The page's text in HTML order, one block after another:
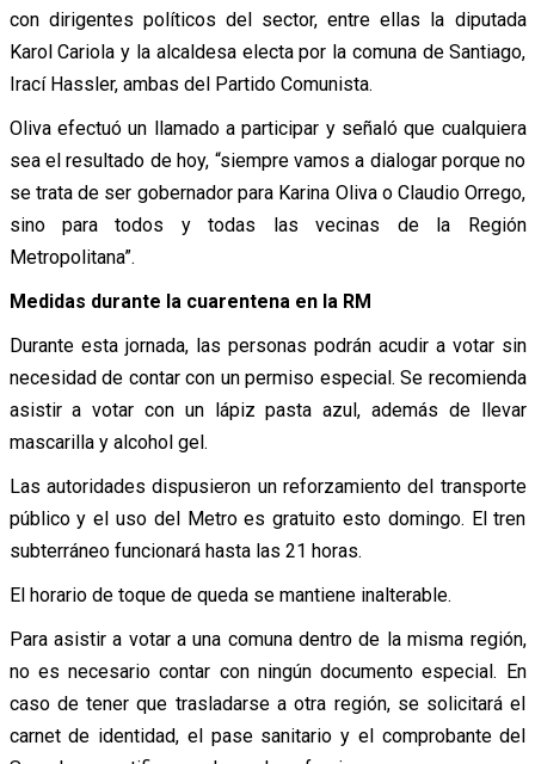
con dirigentes políticos del sector, entre ellas la diputada
Karol Cariola y la alcaldesa electa por la comuna de Santiago,
Irací Hassler, ambas del Partido Comunista.
Oliva efectuó un llamado a participar y señaló que cualquiera
sea el resultado de hoy, “siempre vamos a dialogar porque no
se trata de ser gobernador para Karina Oliva o Claudio Orrego,
sino para todos y todas las vecinas de la Región
Metropolitana”.
Medidas durante la cuarentena en la RM
Durante esta jornada, las personas podrán acudir a votar sin
necesidad de contar con un permiso especial. Se recomienda
asistir a votar con un lápiz pasta azul, además de llevar
mascarilla y alcohol gel.
Las autoridades dispusieron un reforzamiento del transporte
público y el uso del Metro es gratuito esto domingo. El tren
subterráneo funcionará hasta las 21 horas.
El horario de toque de queda se mantiene inalterable.
Para asistir a votar a una comuna dentro de la misma región,
no es necesario contar con ningún documento especial. En
caso de tener que trasladarse a otra región, se solicitará el
carnet de identidad, el pase sanitario y el comprobante del